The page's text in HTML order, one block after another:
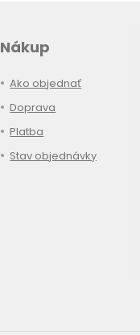
Nákup
Ako objednať
Doprava
Platba
Stav objednávky